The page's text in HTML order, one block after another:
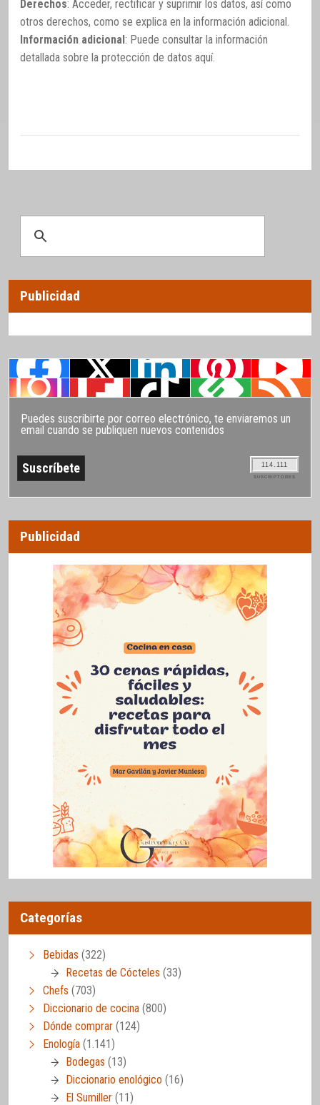
Derechos: Acceder, rectificar y suprimir los datos, así como
otros derechos, como se explica en la información adicional.
Información adicional: Puede consultar la información
detallada sobre la protección de datos aquí.
Publicidad
Puedes suscribirte por correo electrónico, te enviaremos un
email cuando se publiquen nuevos contenidos
114.111
SUSCRIPTORES
Publicidad
Categorías
Bebidas (322)
Recetas de Cócteles (33)
Chefs (703)
Diccionario de cocina (800)
Dónde comprar (124)
Enología (1.141)
Bodegas (13)
Diccionario enológico (16)
El Sumiller (11)